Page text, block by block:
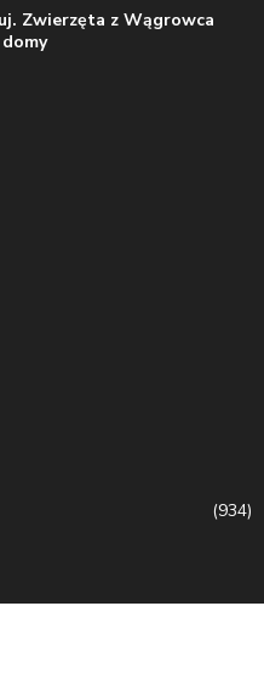
Zwierzęta z Wągrowca
(934)